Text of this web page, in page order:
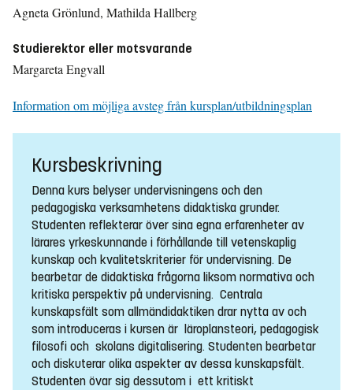
Agneta Grönlund, Mathilda Hallberg
Studierektor eller motsvarande
Margareta Engvall
Information om möjliga avsteg från kursplan/utbildningsplan
Kursbeskrivning
Denna kurs belyser undervisningens och den
pedagogiska verksamhetens didaktiska grunder.
Studenten reflekterar över sina egna erfarenheter av
lärares yrkeskunnande i förhållande till vetenskaplig
kunskap och kvalitetskriterier för undervisning. De
bearbetar de didaktiska frågorna liksom normativa och
kritiska perspektiv på undervisning. Centrala
kunskapsfält som allmändidaktiken drar nytta av och
som introduceras i kursen är läroplansteori, pedagogisk
filosofi och skolans digitalisering. Studenten bearbetar
och diskuterar olika aspekter av dessa kunskapsfält.
Studenten övar sig dessutom i ett kritiskt